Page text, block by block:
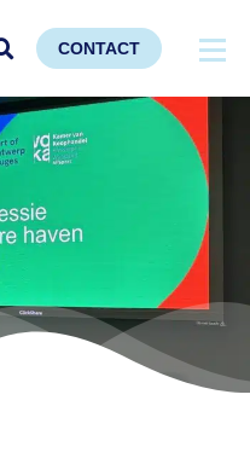
CONTACT